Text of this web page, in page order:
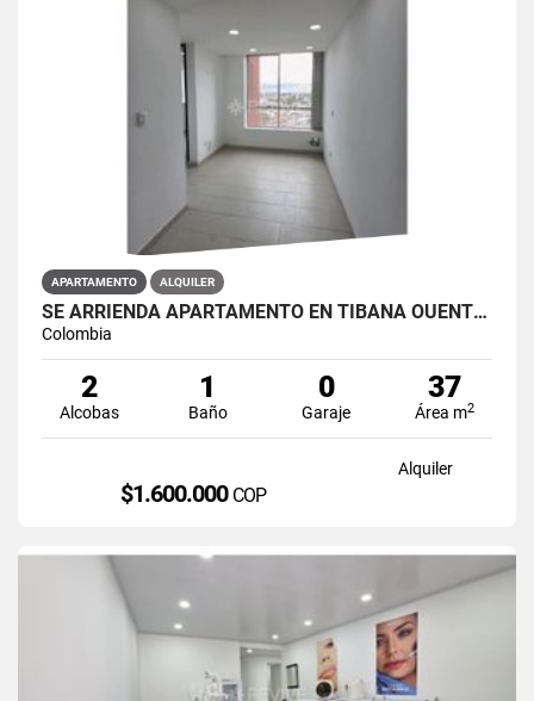
APARTAMENTO ALQUILER
SE ARRIENDA APARTAMENTO EN TIBANA OUENTE ARANDA CONJUNTO OPORTO
Colombia
2
Alcobas
1
Baño
0
Garaje
37
Área m2
Alquiler
$1.600.000 COP